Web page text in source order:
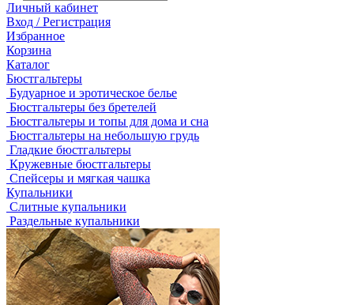
Личный кабинет
Вход / Регистрация
Избранное
Корзина
Каталог
Бюстгальтеры
Будуарное и эротическое белье
Бюстгальтеры без бретелей
Бюстгальтеры и топы для дома и сна
Бюстгальтеры на небольшую грудь
Гладкие бюстгальтеры
Кружевные бюстгальтеры
Спейсеры и мягкая чашка
Купальники
Слитные купальники
Раздельные купальники